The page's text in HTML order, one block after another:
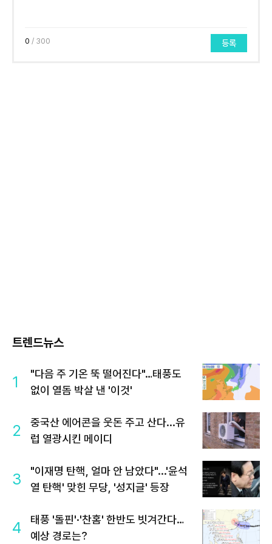
0 / 300 등록
트렌드뉴스
1
"다음 주 기온 뚝 떨어진다"…태풍도
없이 열돔 박살 낸 '이것'
2
중국산 에어콘을 웃돈 주고 산다...유
럽 열광시킨 메이디
3
"이재명 탄핵, 얼마 안 남았다"...'윤석
열 탄핵' 맞힌 무당, '성지글' 등장
4
태풍 '돌핀'·'찬홈' 한반도 빗겨간다…
예상 경로는?